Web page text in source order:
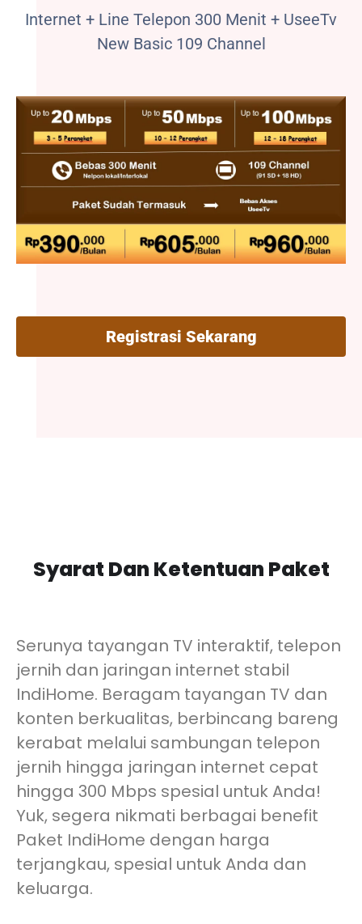
Internet + Line Telepon 300 Menit + UseeTv
New Basic 109 Channel
Registrasi Sekarang
Syarat Dan Ketentuan Paket
Serunya tayangan TV interaktif, telepon
jernih dan jaringan internet stabil
IndiHome. Beragam tayangan TV dan
konten berkualitas, berbincang bareng
kerabat melalui sambungan telepon
jernih hingga jaringan internet cepat
hingga 300 Mbps spesial untuk Anda!
Yuk, segera nikmati berbagai benefit
Paket IndiHome dengan harga
terjangkau, spesial untuk Anda dan
keluarga.